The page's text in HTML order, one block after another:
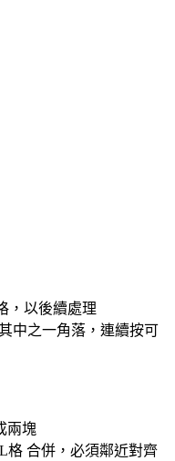
，以後續處理
中之一角落，連續按可
兩塊
合併，必須鄰近對齊